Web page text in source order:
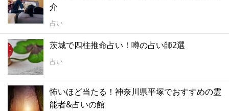
介
占い
茨城で四柱推命占い！噂の占い師2選
占い
怖いほど当たる！神奈川県平塚でおすすめの霊
能者&占いの館